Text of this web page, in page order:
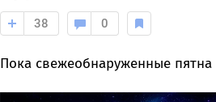
38 0
Пока свежеобнаруженные пятна